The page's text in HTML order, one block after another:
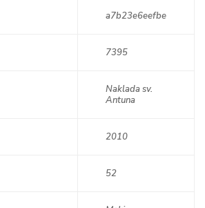
a7b23e6eefbe
7395
Naklada sv.
Antuna
2010
52